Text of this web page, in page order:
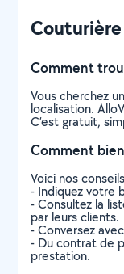
Comment
Vous cherchez
localisation.
C’est gratuit,
Comment
Voici nos
- Indiquez votre
- Consultez la
par leurs clients.
- Conversez
- Du contrat de
prestation.